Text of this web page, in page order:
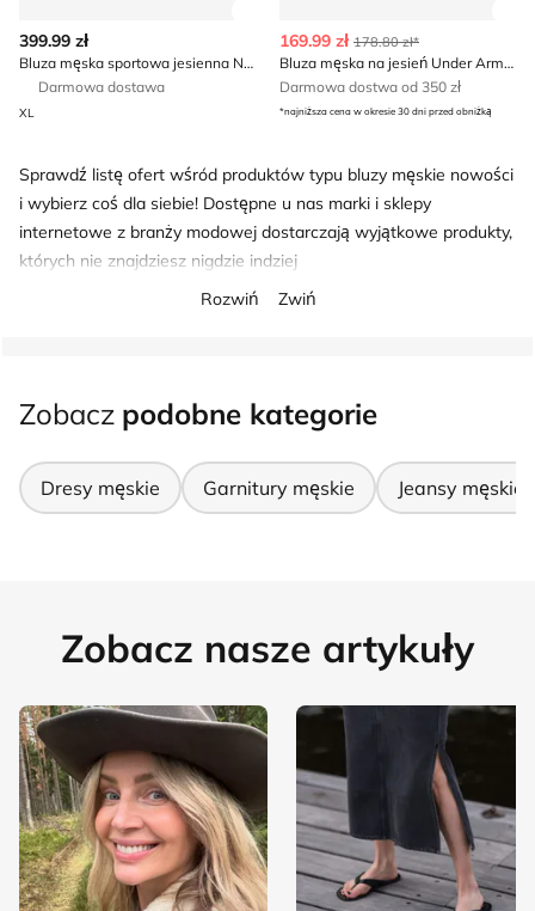
399.99 zł
Bluza męska sportowa jesienna Nike
Darmowa dostawa
XL
169.99 zł 178.80 zł*
Bluza męska na jesień Under Armour
Darmowa dostwa od 350 zł
*najniższa cena w okresie 30 dni przed obniżką
Sprawdź listę ofert wśród produktów typu bluzy męskie nowości
i wybierz coś dla siebie! Dostępne u nas marki i sklepy
internetowe z branży modowej dostarczają wyjątkowe produkty,
których nie znajdziesz nigdzie indziej
Rozwiń
Zwiń
Zobacz podobne kategorie
Dresy męskie Garnitury męskie Jeansy męskie
Zobacz nasze artykuły